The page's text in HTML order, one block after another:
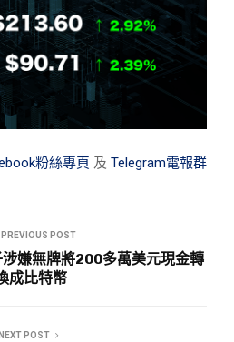
粉絲專頁 及 Telegram電報群
PREVIOUS POST
嫌無牌將200多萬美元現金轉
成比特幣
NEXT POST